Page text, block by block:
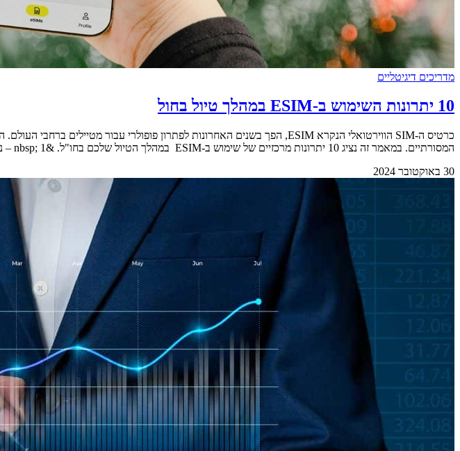
מדריכים דיגיטליים
10 יתרונות השימוש ב-ESIM במהלך טיול בחול
המסורתיים. במאמר זה נציג 10 יתרונות מרכזיים של שימוש ב-ESIM במהלך הטיול שלכם בחו"ל. &nbsp; 1 – נוחות והתקנה מהירה המשתמשים לא צריכים להחליף כרטיסים פיזיים. סריקת [&hellip;]
30 באוקטובר 2024